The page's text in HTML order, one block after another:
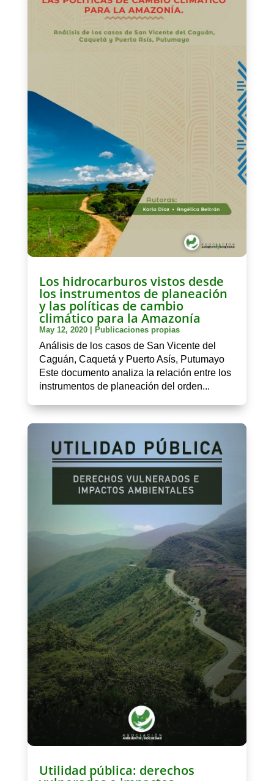
Los hidrocarburos vistos desde
los instrumentos de planeación
y las políticas de cambio
climático para la Amazonía
May 12, 2020| Publicaciones propias
Análisis de los casos de San Vicente del
Caguán, Caquetá y Puerto Asís, Putumayo
Este documento analiza la relación entre los
instrumentos de planeación del orden...
Utilidad pública: derechos